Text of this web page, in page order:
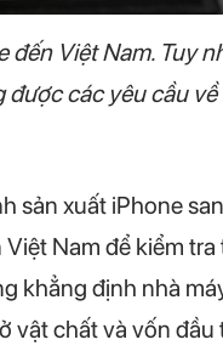
Việt Nam. Tuy
được các yêu cầu
sản xuất iPhone
Nam để kiểm
khẳng định nhà
vật chất và vốn đầu